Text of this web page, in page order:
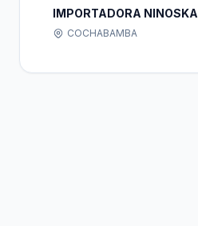
IMPORTADORA NINOSKA
COCHABAMBA